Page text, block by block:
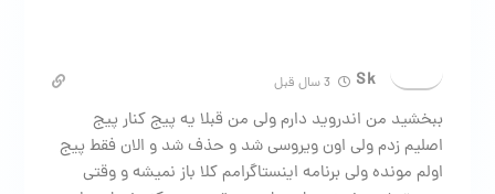
Sk
ببخشید من اندروید دارم ولی من قبلا یه پیج کنار پیج
اصلیم زدم ولی اون ویروسی شد و حذف شد و الان فقط پیج
اولم مونده ولی برنامه اینستاگرامم کلا باز نمیشه و وقتی